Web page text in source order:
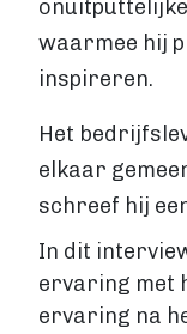
Boek
E-BOOK UITGEVEN
Boek
Wat is een
E-book
E-book
Boek
BOEK SCHRIJVEN
waarmee hij
inspireren.
Het
elkaar
schreef hij
In dit
ervaring met
ervaring na